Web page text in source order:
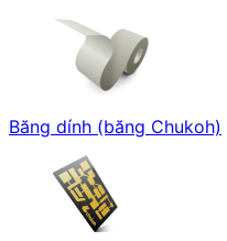
Băng dính (băng Chukoh)